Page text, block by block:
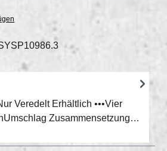
Veredelt Erhältlich •••Vier
Zusammensetzung…